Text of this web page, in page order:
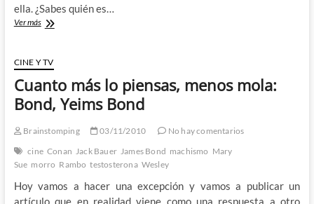
ella. ¿Sabes quién es…
Ver másTess
el
sexismo
en
mundo
cómic:
¿Es
piensa
en
CINE Y TV
Cuanto más lo piensas, menos mola:
Bond, Yeims Bond
Brainstomping 03/11/2010
No hay comentarios
cine Conan Jack Bauer James Bond machismo Mary
Sue morro Rambo testosterona Wesley
Hoy vamos a hacer una excepción y vamos a publicar un
artículo que en realidad viene como una respuesta a otro